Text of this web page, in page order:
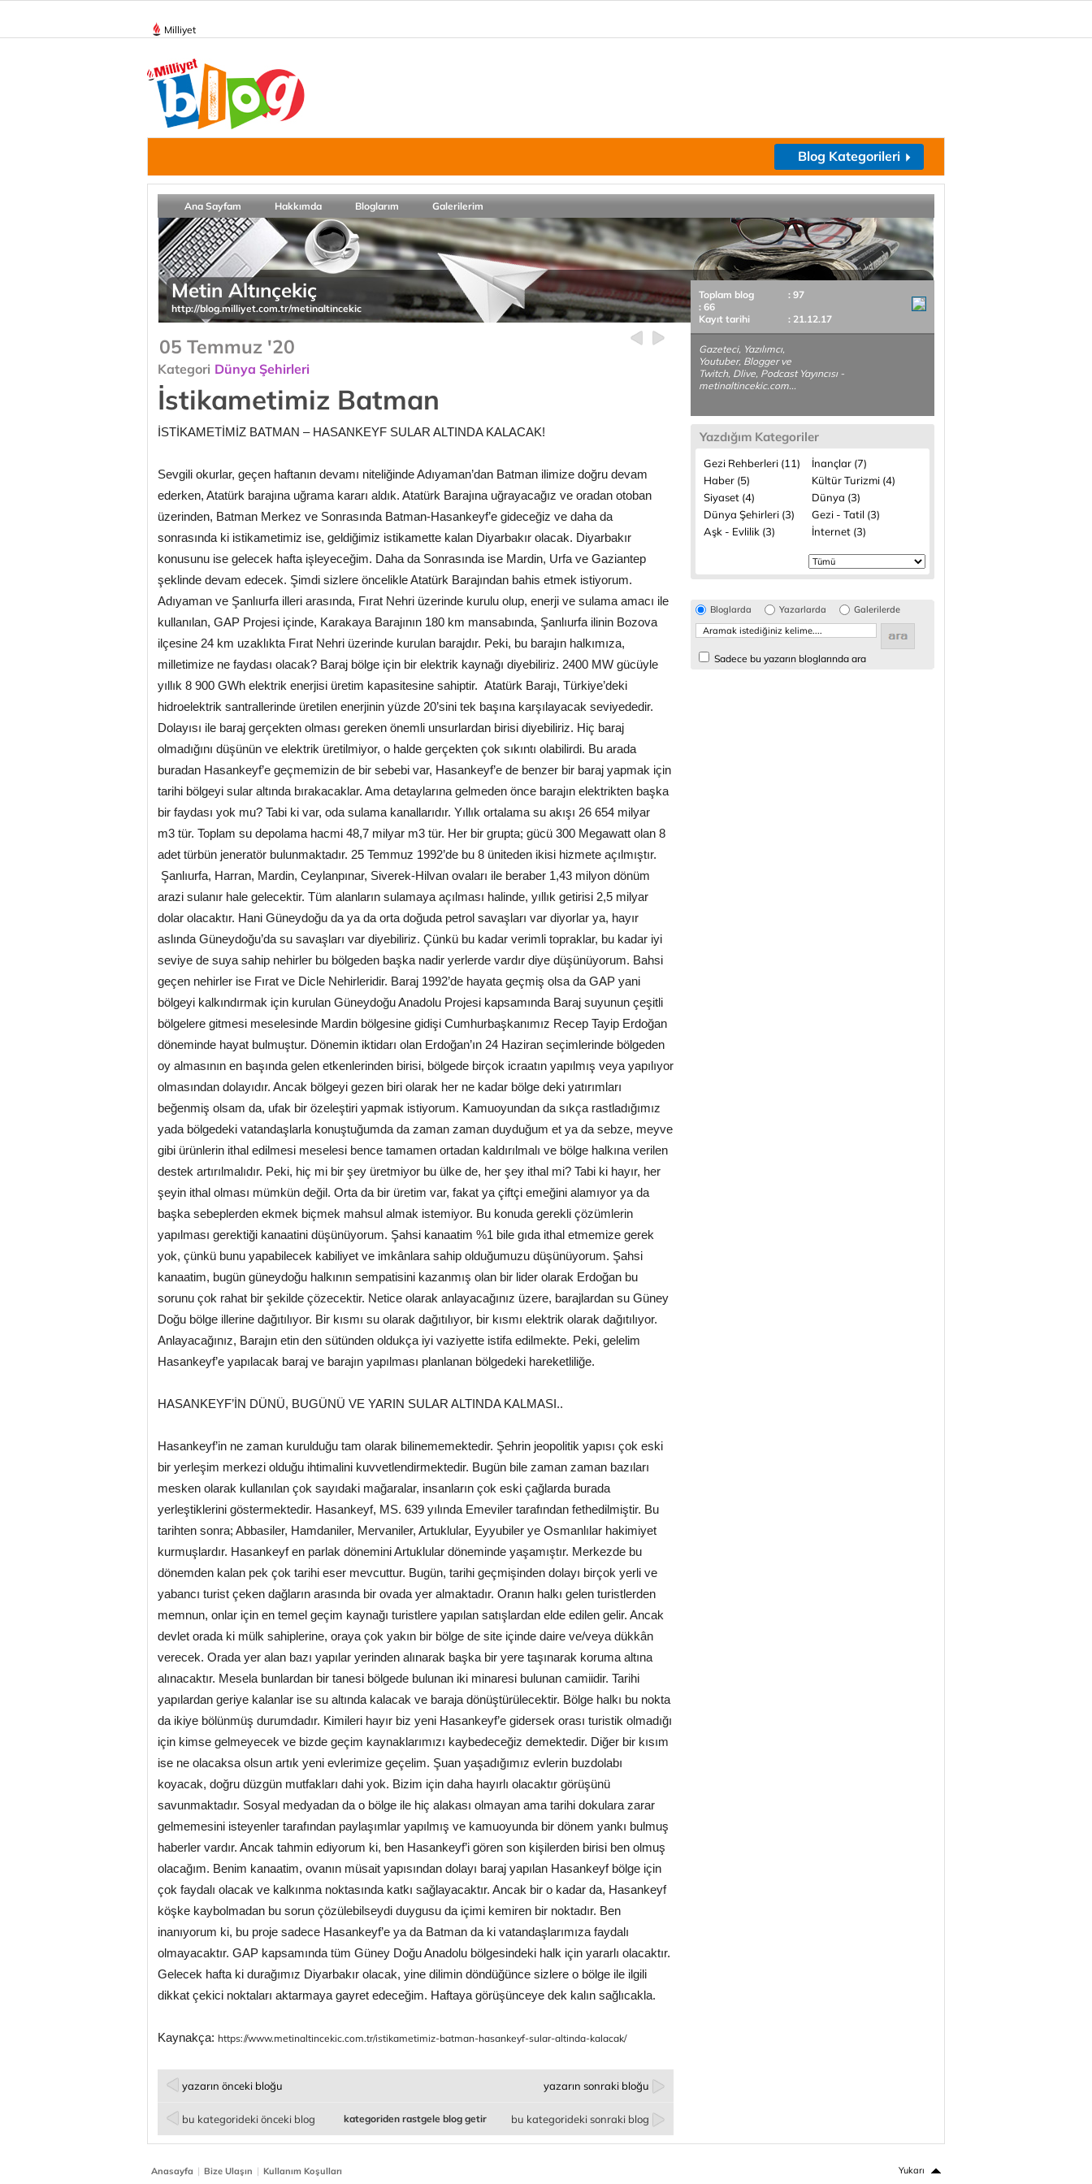
Milliyet
Blog Kategorileri
Ana Sayfam Hakkımda Bloglarım Galerilerim
Metin Altınçekiç
http://blog.milliyet.com.tr/metinaltincekic
05 Temmuz '20
Kategori Dünya Şehirleri
İstikametimiz Batman
İSTİKAMETİMİZ BATMAN – HASANKEYF SULAR ALTINDA KALACAK!
Sevgili okurlar, geçen haftanın devamı niteliğinde Adıyaman’dan Batman ilimize doğru devam
ederken, Atatürk barajına uğrama kararı aldık. Atatürk Barajına uğrayacağız ve oradan otoban
üzerinden, Batman Merkez ve Sonrasında Batman-Hasankeyf’e gideceğiz ve daha da
sonrasında ki istikametimiz ise, geldiğimiz istikamette kalan Diyarbakır olacak. Diyarbakır
konusunu ise gelecek hafta işleyeceğim. Daha da Sonrasında ise Mardin, Urfa ve Gaziantep
şeklinde devam edecek. Şimdi sizlere öncelikle Atatürk Barajından bahis etmek istiyorum.
Adıyaman ve Şanlıurfa illeri arasında, Fırat Nehri üzerinde kurulu olup, enerji ve sulama amacı ile
kullanılan, GAP Projesi içinde, Karakaya Barajının 180 km mansabında, Şanlıurfa ilinin Bozova
ilçesine 24 km uzaklıkta Fırat Nehri üzerinde kurulan barajdır. Peki, bu barajın halkımıza,
milletimize ne faydası olacak? Baraj bölge için bir elektrik kaynağı diyebiliriz. 2400 MW gücüyle
yıllık 8 900 GWh elektrik enerjisi üretim kapasitesine sahiptir. Atatürk Barajı, Türkiye’deki
hidroelektrik santrallerinde üretilen enerjinin yüzde 20’sini tek başına karşılayacak seviyededir.
Dolayısı ile baraj gerçekten olması gereken önemli unsurlardan birisi diyebiliriz. Hiç baraj
olmadığını düşünün ve elektrik üretilmiyor, o halde gerçekten çok sıkıntı olabilirdi. Bu arada
buradan Hasankeyf’e geçmemizin de bir sebebi var, Hasankeyf’e de benzer bir baraj yapmak için
tarihi bölgeyi sular altında bırakacaklar. Ama detaylarına gelmeden önce barajın elektrikten başka
bir faydası yok mu? Tabi ki var, oda sulama kanallarıdır. Yıllık ortalama su akışı 26 654 milyar
m3 tür. Toplam su depolama hacmi 48,7 milyar m3 tür. Her bir grupta; gücü 300 Megawatt olan 8
adet türbün jeneratör bulunmaktadır. 25 Temmuz 1992’de bu 8 üniteden ikisi hizmete açılmıştır.
Şanlıurfa, Harran, Mardin, Ceylanpınar, Siverek-Hilvan ovaları ile beraber 1,43 milyon dönüm
arazi sulanır hale gelecektir. Tüm alanların sulamaya açılması halinde, yıllık getirisi 2,5 milyar
dolar olacaktır. Hani Güneydoğu da ya da orta doğuda petrol savaşları var diyorlar ya, hayır
aslında Güneydoğu’da su savaşları var diyebiliriz. Çünkü bu kadar verimli topraklar, bu kadar iyi
seviye de suya sahip nehirler bu bölgeden başka nadir yerlerde vardır diye düşünüyorum. Bahsi
geçen nehirler ise Fırat ve Dicle Nehirleridir. Baraj 1992’de hayata geçmiş olsa da GAP yani
bölgeyi kalkındırmak için kurulan Güneydoğu Anadolu Projesi kapsamında Baraj suyunun çeşitli
bölgelere gitmesi meselesinde Mardin bölgesine gidişi Cumhurbaşkanımız Recep Tayip Erdoğan
döneminde hayat bulmuştur. Dönemin iktidarı olan Erdoğan’ın 24 Haziran seçimlerinde bölgeden
oy almasının en başında gelen etkenlerinden birisi, bölgede birçok icraatın yapılmış veya yapılıyor
olmasından dolayıdır. Ancak bölgeyi gezen biri olarak her ne kadar bölge deki yatırımları
beğenmiş olsam da, ufak bir özeleştiri yapmak istiyorum. Kamuoyundan da sıkça rastladığımız
yada bölgedeki vatandaşlarla konuştuğumda da zaman zaman duyduğum et ya da sebze, meyve
gibi ürünlerin ithal edilmesi meselesi bence tamamen ortadan kaldırılmalı ve bölge halkına verilen
destek artırılmalıdır. Peki, hiç mi bir şey üretmiyor bu ülke de, her şey ithal mi? Tabi ki hayır, her
şeyin ithal olması mümkün değil. Orta da bir üretim var, fakat ya çiftçi emeğini alamıyor ya da
başka sebeplerden ekmek biçmek mahsul almak istemiyor. Bu konuda gerekli çözümlerin
yapılması gerektiği kanaatini düşünüyorum. Şahsi kanaatim %1 bile gıda ithal etmemize gerek
yok, çünkü bunu yapabilecek kabiliyet ve imkânlara sahip olduğumuzu düşünüyorum. Şahsi
kanaatim, bugün güneydoğu halkının sempatisini kazanmış olan bir lider olarak Erdoğan bu
sorunu çok rahat bir şekilde çözecektir. Netice olarak anlayacağınız üzere, barajlardan su Güney
Doğu bölge illerine dağıtılıyor. Bir kısmı su olarak dağıtılıyor, bir kısmı elektrik olarak dağıtılıyor.
Anlayacağınız, Barajın etin den sütünden oldukça iyi vaziyette istifa edilmekte. Peki, gelelim
Hasankeyf’e yapılacak baraj ve barajın yapılması planlanan bölgedeki hareketliliğe.
HASANKEYF’İN DÜNÜ, BUGÜNÜ VE YARIN SULAR ALTINDA KALMASI..
Hasankeyf’in ne zaman kurulduğu tam olarak bilinememektedir. Şehrin jeopolitik yapısı çok eski
bir yerleşim merkezi olduğu ihtimalini kuvvetlendirmektedir. Bugün bile zaman zaman bazıları
mesken olarak kullanılan çok sayıdaki mağaralar, insanların çok eski çağlarda burada
yerleştiklerini göstermektedir. Hasankeyf, MS. 639 yılında Emeviler tarafından fethedilmiştir. Bu
tarihten sonra; Abbasiler, Hamdaniler, Mervaniler, Artuklular, Eyyubiler ye Osmanlılar hakimiyet
kurmuşlardır. Hasankeyf en parlak dönemini Artuklular döneminde yaşamıştır. Merkezde bu
dönemden kalan pek çok tarihi eser mevcuttur. Bugün, tarihi geçmişinden dolayı birçok yerli ve
yabancı turist çeken dağların arasında bir ovada yer almaktadır. Oranın halkı gelen turistlerden
memnun, onlar için en temel geçim kaynağı turistlere yapılan satışlardan elde edilen gelir. Ancak
devlet orada ki mülk sahiplerine, oraya çok yakın bir bölge de site içinde daire ve/veya dükkân
verecek. Orada yer alan bazı yapılar yerinden alınarak başka bir yere taşınarak koruma altına
alınacaktır. Mesela bunlardan bir tanesi bölgede bulunan iki minaresi bulunan camiidir. Tarihi
yapılardan geriye kalanlar ise su altında kalacak ve baraja dönüştürülecektir. Bölge halkı bu nokta
da ikiye bölünmüş durumdadır. Kimileri hayır biz yeni Hasankeyf’e gidersek orası turistik olmadığı
için kimse gelmeyecek ve bizde geçim kaynaklarımızı kaybedeceğiz demektedir. Diğer bir kısım
ise ne olacaksa olsun artık yeni evlerimize geçelim. Şuan yaşadığımız evlerin buzdolabı
koyacak, doğru düzgün mutfakları dahi yok. Bizim için daha hayırlı olacaktır görüşünü
savunmaktadır. Sosyal medyadan da o bölge ile hiç alakası olmayan ama tarihi dokulara zarar
gelmemesini isteyenler tarafından paylaşımlar yapılmış ve kamuoyunda bir dönem yankı bulmuş
haberler vardır. Ancak tahmin ediyorum ki, ben Hasankeyf’i gören son kişilerden birisi ben olmuş
olacağım. Benim kanaatim, ovanın müsait yapısından dolayı baraj yapılan Hasankeyf bölge için
çok faydalı olacak ve kalkınma noktasında katkı sağlayacaktır. Ancak bir o kadar da, Hasankeyf
köşke kaybolmadan bu sorun çözülebilseydi duygusu da içimi kemiren bir noktadır. Ben
inanıyorum ki, bu proje sadece Hasankeyf’e ya da Batman da ki vatandaşlarımıza faydalı
olmayacaktır. GAP kapsamında tüm Güney Doğu Anadolu bölgesindeki halk için yararlı olacaktır.
Gelecek hafta ki durağımız Diyarbakır olacak, yine dilimin döndüğünce sizlere o bölge ile ilgili
dikkat çekici noktaları aktarmaya gayret edeceğim. Haftaya görüşünceye dek kalın sağlıcakla.
Kaynakça: https://www.metinaltincekic.com.tr/istikametimiz-batman-hasankeyf-sular-altinda-kalacak/
yazarın önceki bloğu yazarın sonraki bloğu
bu kategorideki önceki blog bu kategorideki sonraki blog
kategoriden rastgele blog getir
Toplam blog
: 97
: 66
Kayıt tarihi
: 21.12.17
Gazeteci, Yazılımcı,
Youtuber, Blogger ve
Twitch, Dlive, Podcast Yayıncısı -
metinaltincekic.com...
Yazdığım Kategoriler
Gezi Rehberleri (11)
İnançlar (7)
Haber (5)
Kültür Turizmi (4)
Siyaset (4)
Dünya (3)
Dünya Şehirleri (3)
Gezi - Tatil (3)
Aşk - Evlilik (3)
İnternet (3)
Bloglarda Yazarlarda Galerilerde
Sadece bu yazarın bloglarında ara
Anasayfa | Bize Ulaşın | Kullanım Koşulları Yukarı